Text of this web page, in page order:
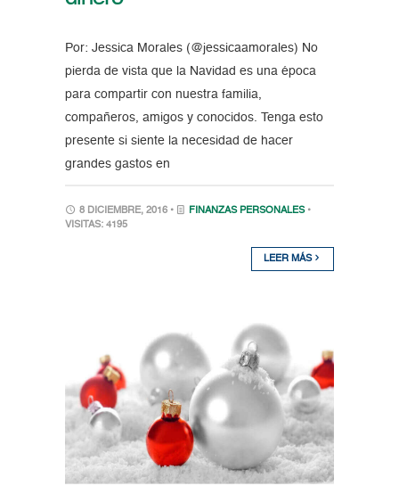
Por: Jessica Morales (@jessicaamorales) No
pierda de vista que la Navidad es una época
para compartir con nuestra familia,
compañeros, amigos y conocidos. Tenga esto
presente si siente la necesidad de hacer
grandes gastos en
8 DICIEMBRE, 2016 • FINANZAS PERSONALES •
VISITAS: 4195
LEER MÁS